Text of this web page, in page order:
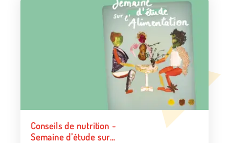
Conseils de nutrition -
Semaine d’étude sur